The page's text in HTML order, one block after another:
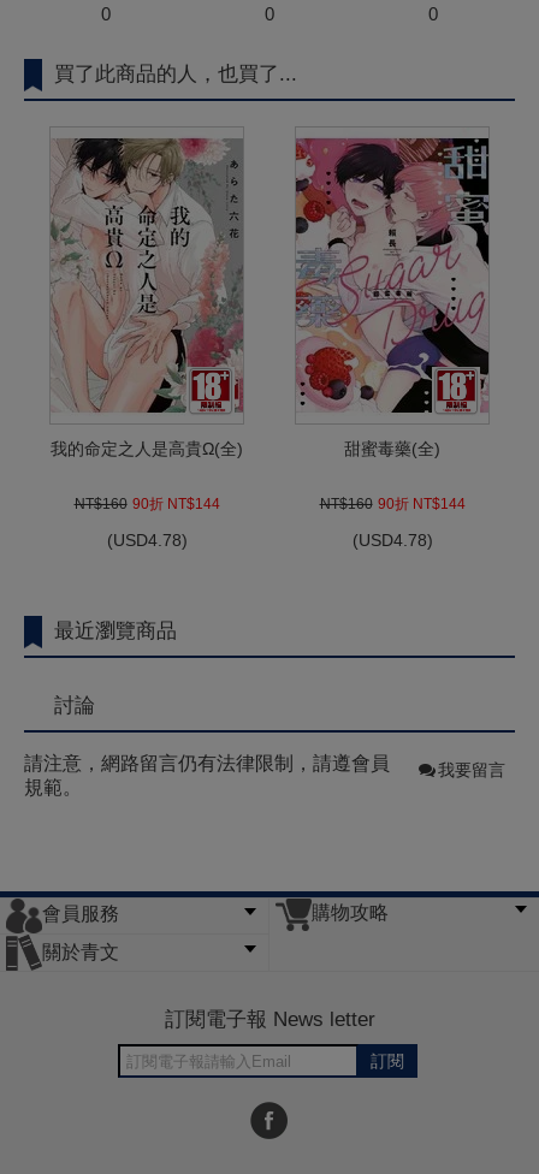
0
0
0
買了此商品的人，也買了...
我的命定之人是高貴Ω(全)
NT$160 90折 NT$144
(USD4.78)
甜蜜毒藥(全)
NT$160 90折 NT$144
(USD4.78)
最近瀏覽商品
討論
請注意，網路留言仍有法律限制，請遵會員
規範。
我要留言
會員服務
會員辦法
客服信箱
隱私條款
網站導覽
購物攻略
關於青文
訂閱電子報 News letter
訂閱